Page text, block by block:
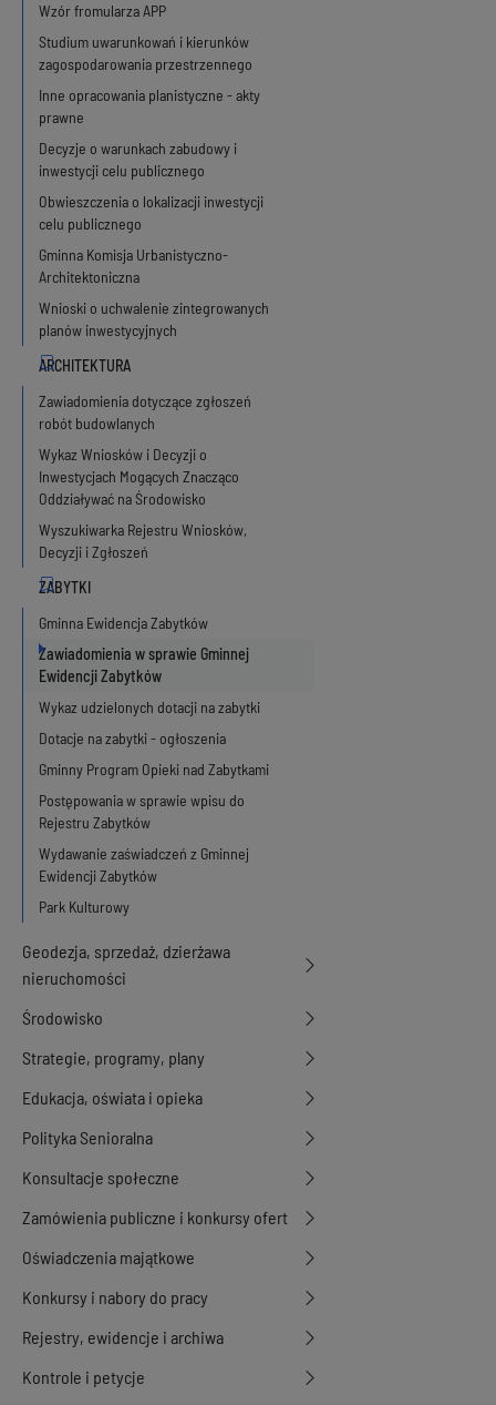
Wzór fromularza APP
Studium uwarunkowań i kierunków
zagospodarowania przestrzennego
Inne opracowania planistyczne - akty
prawne
Decyzje o warunkach zabudowy i
inwestycji celu publicznego
Obwieszczenia o lokalizacji inwestycji
celu publicznego
Gminna Komisja Urbanistyczno-
Architektoniczna
Wnioski o uchwalenie zintegrowanych
planów inwestycyjnych
Zawiadomienia dotyczące zgłoszeń
robót budowlanych
Wykaz Wniosków i Decyzji o
Inwestycjach Mogących Znacząco
Oddziaływać na Środowisko
Wyszukiwarka Rejestru Wniosków,
Decyzji i Zgłoszeń
Gminna Ewidencja Zabytków
Zawiadomienia w sprawie Gminnej
Ewidencji Zabytków
Wykaz udzielonych dotacji na zabytki
Dotacje na zabytki - ogłoszenia
Gminny Program Opieki nad Zabytkami
Postępowania w sprawie wpisu do
Rejestru Zabytków
Wydawanie zaświadczeń z Gminnej
Ewidencji Zabytków
Park Kulturowy
Geodezja, sprzedaż, dzierżawa
nieruchomości
Środowisko
Strategie, programy, plany
Edukacja, oświata i opieka
Polityka Senioralna
Konsultacje społeczne
Zamówienia publiczne i konkursy ofert
Oświadczenia majątkowe
Konkursy i nabory do pracy
Rejestry, ewidencje i archiwa
Kontrole i petycje